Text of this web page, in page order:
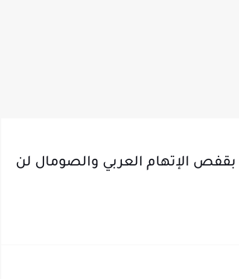
بقفص الإتهام العربي والصومال لن